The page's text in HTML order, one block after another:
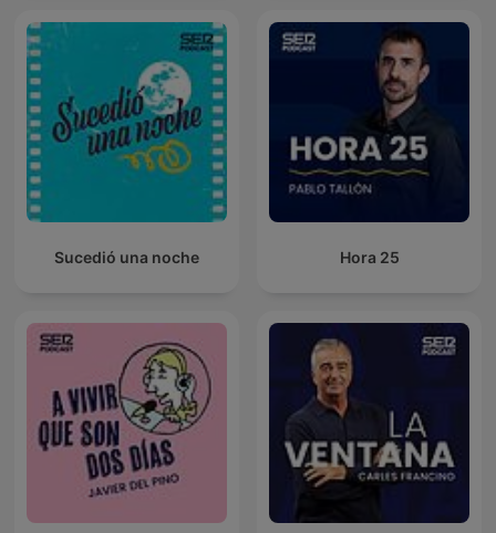
Sucedió una noche Hora 25